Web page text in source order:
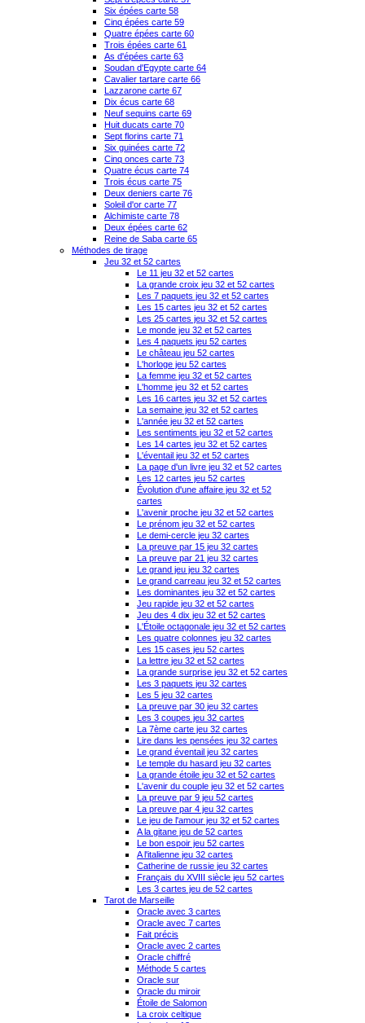
Six épées carte 58
Cinq épées carte 59
Quatre épées carte 60
Trois épées carte 61
As d'épées carte 63
Soudan d'Egypte carte 64
Cavalier tartare carte 66
Lazzarone carte 67
Dix écus carte 68
Neuf sequins carte 69
Huit ducats carte 70
Sept florins carte 71
Six guinées carte 72
Cinq onces carte 73
Quatre écus carte 74
Trois écus carte 75
Deux deniers carte 76
Soleil d'or carte 77
Alchimiste carte 78
Deux épées carte 62
Reine de Saba carte 65
Méthodes de tirage
Jeu 32 et 52 cartes
Le 11 jeu 32 et 52 cartes
La grande croix jeu 32 et 52 cartes
Les 7 paquets jeu 32 et 52 cartes
Les 15 cartes jeu 32 et 52 cartes
Les 25 cartes jeu 32 et 52 cartes
Le monde jeu 32 et 52 cartes
Les 4 paquets jeu 52 cartes
Le château jeu 52 cartes
L'horloge jeu 52 cartes
La femme jeu 32 et 52 cartes
L'homme jeu 32 et 52 cartes
Les 16 cartes jeu 32 et 52 cartes
La semaine jeu 32 et 52 cartes
L'année jeu 32 et 52 cartes
Les sentiments jeu 32 et 52 cartes
Les 14 cartes jeu 32 et 52 cartes
L'éventail jeu 32 et 52 cartes
La page d'un livre jeu 32 et 52 cartes
Les 12 cartes jeu 52 cartes
Évolution d'une affaire jeu 32 et 52
cartes
L'avenir proche jeu 32 et 52 cartes
Le prénom jeu 32 et 52 cartes
Le demi-cercle jeu 32 cartes
La preuve par 15 jeu 32 cartes
La preuve par 21 jeu 32 cartes
Le grand jeu jeu 32 cartes
Le grand carreau jeu 32 et 52 cartes
Les dominantes jeu 32 et 52 cartes
Jeu rapide jeu 32 et 52 cartes
Jeu des 4 dix jeu 32 et 52 cartes
L'Étoile octagonale jeu 32 et 52 cartes
Les quatre colonnes jeu 32 cartes
Les 15 cases jeu 52 cartes
La lettre jeu 32 et 52 cartes
La grande surprise jeu 32 et 52 cartes
Les 3 paquets jeu 32 cartes
Les 5 jeu 32 cartes
La preuve par 30 jeu 32 cartes
Les 3 coupes jeu 32 cartes
La 7ème carte jeu 32 cartes
Lire dans les pensées jeu 32 cartes
Le grand éventail jeu 32 cartes
Le temple du hasard jeu 32 cartes
La grande étoile jeu 32 et 52 cartes
L'avenir du couple jeu 32 et 52 cartes
La preuve par 9 jeu 52 cartes
La preuve par 4 jeu 32 cartes
Le jeu de l'amour jeu 32 et 52 cartes
A la gitane jeu de 52 cartes
Le bon espoir jeu 52 cartes
A l'italienne jeu 32 cartes
Catherine de russie jeu 32 cartes
Français du XVIII siècle jeu 52 cartes
Les 3 cartes jeu de 52 cartes
Tarot de Marseille
Oracle avec 3 cartes
Oracle avec 7 cartes
Fait précis
Oracle avec 2 cartes
Oracle chiffré
Méthode 5 cartes
Oracle sur
Oracle du miroir
Étoile de Salomon
La croix celtique